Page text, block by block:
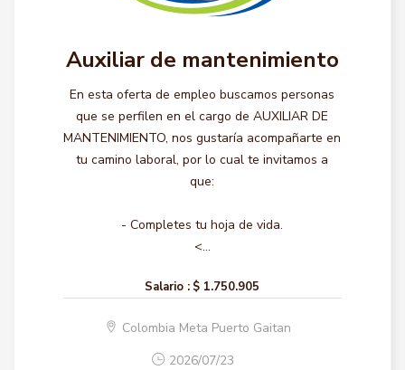
Auxiliar de mantenimiento
En esta oferta de empleo buscamos personas
que se perfilen en el cargo de AUXILIAR DE
MANTENIMIENTO, nos gustaría acompañarte en
tu camino laboral, por lo cual te invitamos a
que:
- Completes tu hoja de vida.
<...
Salario : $ 1.750.905
Colombia Meta Puerto Gaitan
2026/07/23